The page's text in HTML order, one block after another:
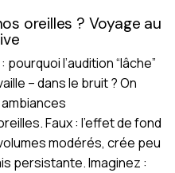
oreilles ? Voyage au
l’audition “lâche”
– dans le bruit ? On
Faux : l’effet de fond
modérés, crée peu
persistante. Imaginez :